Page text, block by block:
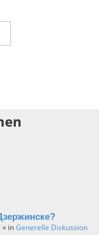
» inGenerelle Diskussion